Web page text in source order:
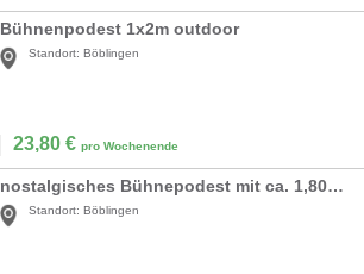
Bühnenpodest 1x2m outdoor
Standort: Böblingen
23,80 € pro Wochenende
nostalgisches Bühnepodest mit ca. 1,80m *
Standort: Böblingen